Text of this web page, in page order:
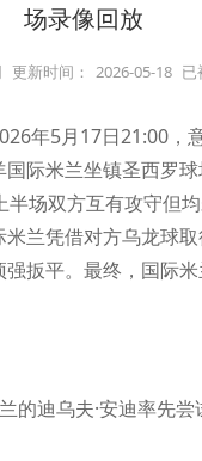
场录像回放
更新时间： 2026-05-18 已
年5月17日21:00，
际米兰坐镇圣西罗
半场双方互有攻守但
兰凭借对方乌龙球
扳平。最终，国际
的迪乌夫·安迪率先